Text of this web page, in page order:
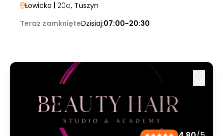
Łowicka | 20a, Tuszyn
Teraz zamknięteDzisiaj:07:00-20:30